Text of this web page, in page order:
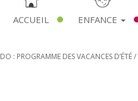
ACCUEIL ENFANCE
: PROGRAMME DES VACANCES D’ÉTÉ/